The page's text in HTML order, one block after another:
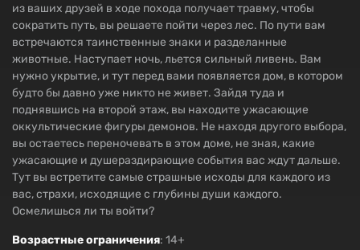
из ваших друзей в ходе похода получает травму, чтобы
сократить путь, вы решаете пойти через лес. По пути вам
встречаются таинственные знаки и разделанные
животные. Наступает ночь, льется сильный ливень. Вам
нужно укрытие, и тут перед вами появляется дом, в котором
будто бы давно уже никто не живет. Зайдя туда и
поднявшись на второй этаж, вы находите ужасающие
оккультические фигуры демонов. Не находя другого выбора,
вы остаетесь переночевать в этом доме, не зная, какие
ужасающие и душераздирающие события вас ждут дальше.
Тут вы встретите самые страшные исходы для каждого из
вас, страхи, исходящие с глубины души каждого.
Осмелишься ли ты войти?
Возрастные ограничения: 14+